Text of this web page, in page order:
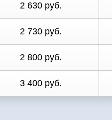
2 630 руб.
2 730 руб.
2 800 руб.
3 400 руб.